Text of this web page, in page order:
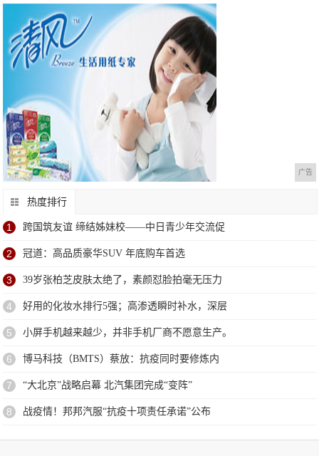
广告
热度排行
1 跨国筑友谊 缔结姊妹校——中日青少年交流促
2 冠道：高品质豪华SUV 年底购车首选
3 39岁张柏芝皮肤太绝了，素颜怼脸拍毫无压力
4 好用的化妆水排行5强；高渗透瞬时补水，深层
5 小屏手机越来越少，并非手机厂商不愿意生产。
6 博马科技（BMTS）蔡放：抗疫同时要修炼内
7 “大北京”战略启幕 北汽集团完成“变阵”
8 战疫情！邦邦汽服“抗疫十项责任承诺”公布